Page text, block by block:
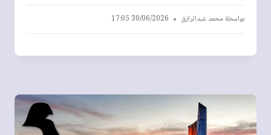
بواسطةمحمد عبدالرازق 30/06/2026 17:05